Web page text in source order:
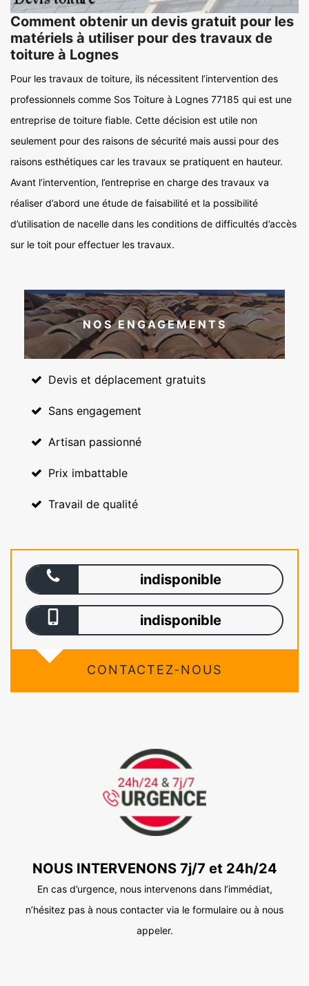
Comment obtenir un devis gratuit pour les
matériels à utiliser pour des travaux de
toiture à Lognes
Pour les travaux de toiture, ils nécessitent l’intervention des
professionnels comme Sos Toiture à Lognes 77185 qui est une
entreprise de toiture fiable. Cette décision est utile non
seulement pour des raisons de sécurité mais aussi pour des
raisons esthétiques car les travaux se pratiquent en hauteur.
Avant l’intervention, l’entreprise en charge des travaux va
réaliser d’abord une étude de faisabilité et la possibilité
d’utilisation de nacelle dans les conditions de difficultés d’accès
sur le toit pour effectuer les travaux.
NOS ENGAGEMENTS
Devis et déplacement gratuits
Sans engagement
Artisan passionné
Prix imbattable
Travail de qualité
indisponible
indisponible
CONTACTEZ-NOUS
NOUS INTERVENONS 7j/7 et 24h/24
En cas d’urgence, nous intervenons dans l’immédiat,
n’hésitez pas à nous contacter via le formulaire ou à nous
appeler.